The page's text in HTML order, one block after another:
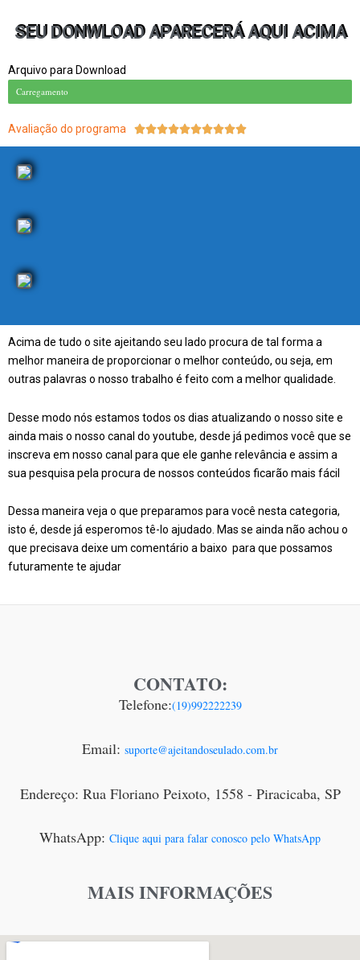
SEU DONWLOAD APARECERÁ AQUI ACIMA
Arquivo para Download
Carregamento
Avaliação do programa 10/10
Acima de tudo o site ajeitando seu lado procura de tal forma a
melhor maneira de proporcionar o melhor conteúdo, ou seja, em
outras palavras o nosso trabalho é feito com a melhor qualidade.
Desse modo nós estamos todos os dias atualizando o nosso site e
ainda mais o nosso canal do youtube, desde já pedimos você que se
inscreva em nosso canal para que ele ganhe relevância e assim a
sua pesquisa pela procura de nossos conteúdos ficarão mais fácil
Dessa maneira veja o que preparamos para você nesta categoria,
isto é, desde já esperomos tê-lo ajudado. Mas se ainda não achou o
que precisava deixe um comentário a baixo para que possamos
futuramente te ajudar
CONTATO:
Telefone:(19)992222239
Email: suporte@ajeitandoseulado.com.br
Endereço: Rua Floriano Peixoto, 1558 - Piracicaba, SP
WhatsApp: Clique aqui para falar conosco pelo WhatsApp
MAIS INFORMAÇÕES